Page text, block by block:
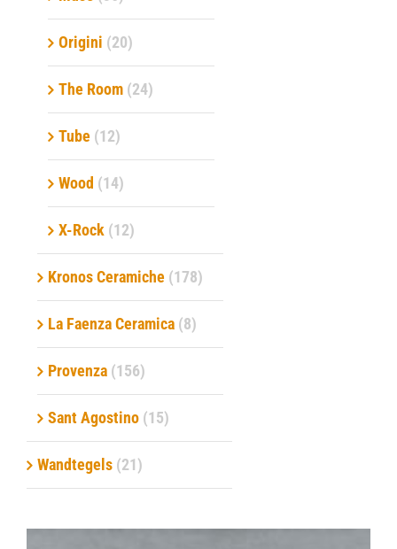
Origini (20)
The Room (24)
Tube (12)
Wood (14)
X-Rock (12)
Kronos Ceramiche (178)
La Faenza Ceramica (8)
Provenza (156)
Sant Agostino (15)
Wandtegels (21)